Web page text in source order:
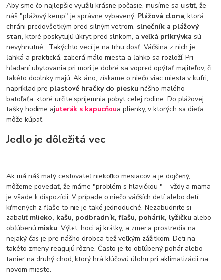
Aby sme čo najlepšie využili krásne počasie, musíme sa uistiť, že
náš "plážový kemp" je správne vybavený. Plážová clona, ktorá
chráni predovšetkým pred silným vetrom, slnečník a plážový
stan, ktoré poskytujú úkryt pred slnkom, aveľká prikrývka sú
nevyhnutné . Takýchto vecí je na trhu dosť. Väčšina z nich je
ľahká a praktická, zaberá málo miesta a ľahko sa rozloží. Pri
hľadaní ubytovania pri mori je dobré sa vopred opýtať majiteľov, či
takéto doplnky majú. Ak áno, získame o niečo viac miesta v kufri,
napríklad pre plastové hračky do piesku nášho malého
batoľaťa, ktoré určite spríjemnia pobyt celej rodine. Do plážovej
tašky hodíme ajuterák s kapucňoua plienky, v ktorých sa dieťa
môže kúpať.
Jedlo je dôležitá vec
Ak má náš malý cestovateľ niekoľko mesiacov a je dojčený,
môžeme povedať, že máme "problém s hlavičkou " – vždy a mama
je všade k dispozícii. V prípade o niečo väčších detí alebo detí
kŕmených z fľaše to nie je také jednoduché. Nezabudnite si
zabaliť mlieko, kašu, podbradník, fľašu, pohárik, lyžičku alebo
obľúbenú misku. Výlet, hoci aj krátky, a zmena prostredia na
nejaký čas je pre nášho drobca tiež veľkým zážitkom. Deti na
takéto zmeny reagujú rôzne. Často je to obľúbený pohár alebo
tanier na druhý chod, ktorý hrá kľúčovú úlohu pri aklimatizácii na
novom mieste.